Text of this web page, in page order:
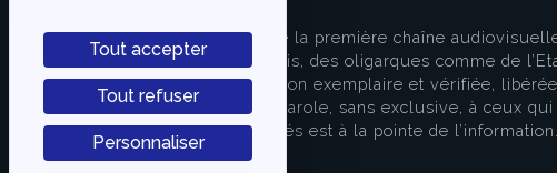
Tout accepter
Tout refuser
Personnaliser
TVLibertés représente la première chaîne
indépendante des partis, des oligarques comme de
apporter une information exemplaire et vérifiée,
s’attache à donner la parole, sans exclusive, à ceux
européenne. TVLibertés est à la pointe de l’information.